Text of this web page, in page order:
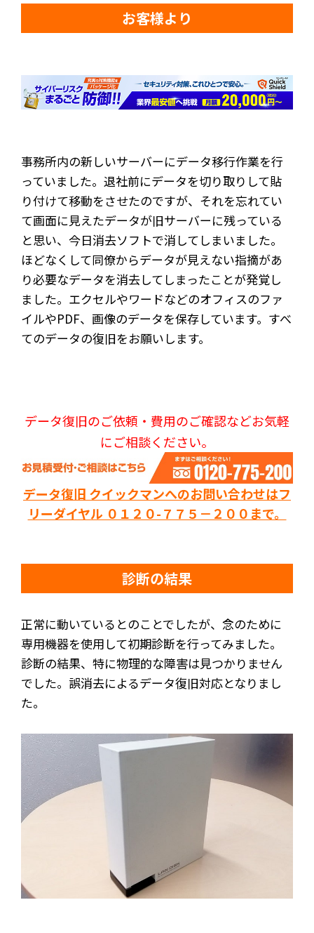
お客様より
事務所内の新しいサーバーにデータ移行作業を行
っていました。退社前にデータを切り取りして貼
り付けて移動をさせたのですが、それを忘れてい
て画面に見えたデータが旧サーバーに残っている
と思い、今日消去ソフトで消してしまいました。
ほどなくして同僚からデータが見えない指摘があ
り必要なデータを消去してしまったことが発覚し
ました。エクセルやワードなどのオフィスのファ
イルやPDF、画像のデータを保存しています。すべ
てのデータの復旧をお願いします。
データ復旧のご依頼・費用のご確認などお気軽
にご相談ください。
データ復旧 クイックマンへのお問い合わせはフ
リーダイヤル ０１２０-７７５－２００まで。
診断の結果
正常に動いているとのことでしたが、念のために
専用機器を使用して初期診断を行ってみました。
診断の結果、特に物理的な障害は見つかりません
でした。誤消去によるデータ復旧対応となりまし
た。